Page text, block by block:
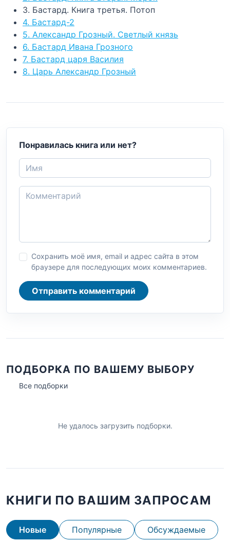
3. Бастард. Книга третья. Потоп
4. Бастард-2
5. Александр Грозный. Светлый князь
6. Бастард Ивана Грозного
7. Бастард царя Василия
8. Царь Александр Грозный
Понравилась книга или нет?
Сохранить моё имя, email и адрес сайта в этом
браузере для последующих моих комментариев.
Отправить комментарий
ПОДБОРКА ПО ВАШЕМУ ВЫБОРУ
Все подборки
Не удалось загрузить подборки.
КНИГИ ПО ВАШИМ ЗАПРОСАМ
Новые Популярные Обсуждаемые